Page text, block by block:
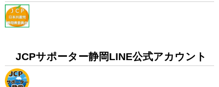
JCPサポーター静岡LINE公式アカウント